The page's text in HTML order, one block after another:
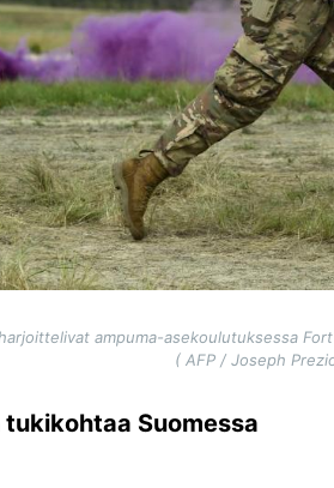
ampuma-asekoulutuksessa
( AFP / Joseph
Suomessa